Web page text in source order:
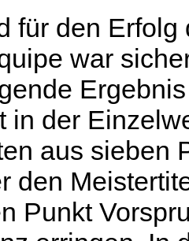
für den Erfolg
war
in der
aus sieben
den
Punkt